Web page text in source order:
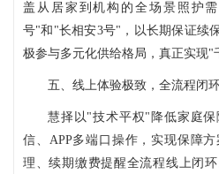
盖从居家到机构的全场景照护
号"和"长相安3号"，以长期保证续
极参与多元化供给格局，真正实现"
五、线上体验极致，全流程闭
慧择以"技术平权"降低家庭
信、APP多端口操作，实现保障
理、续期缴费提醒全流程线上闭